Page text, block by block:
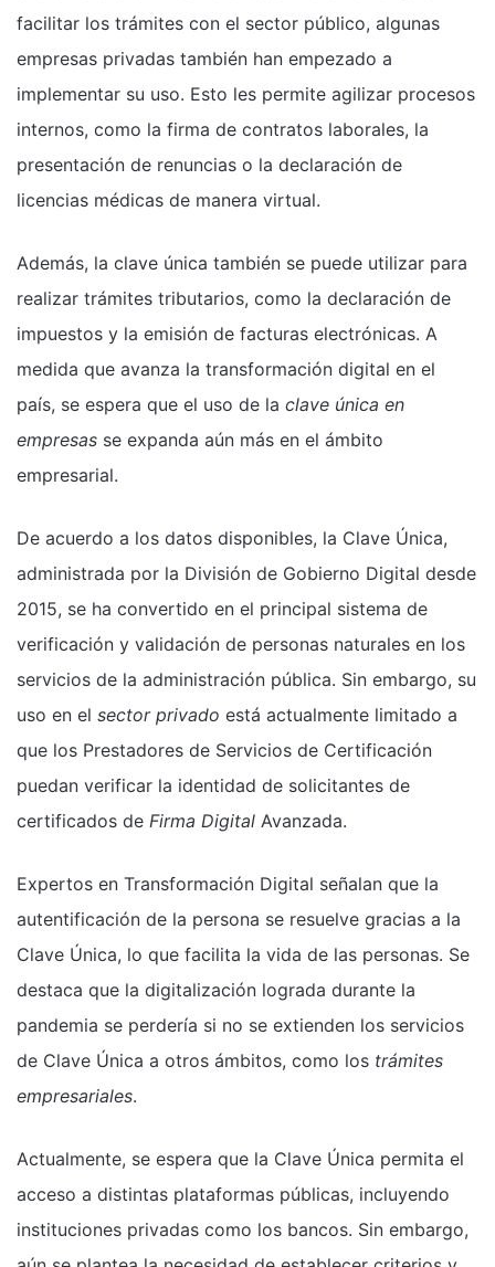
facilitar los trámites con el sector público, algunas
empresas privadas también han empezado a
implementar su uso. Esto les permite agilizar procesos
internos, como la firma de contratos laborales, la
presentación de renuncias o la declaración de
licencias médicas de manera virtual.
Además, la clave única también se puede utilizar para
realizar trámites tributarios, como la declaración de
impuestos y la emisión de facturas electrónicas. A
medida que avanza la transformación digital en el
país, se espera que el uso de la clave única en
empresas se expanda aún más en el ámbito
empresarial.
De acuerdo a los datos disponibles, la Clave Única,
administrada por la División de Gobierno Digital desde
2015, se ha convertido en el principal sistema de
verificación y validación de personas naturales en los
servicios de la administración pública. Sin embargo, su
uso en el sector privado está actualmente limitado a
que los Prestadores de Servicios de Certificación
puedan verificar la identidad de solicitantes de
certificados de Firma Digital Avanzada.
Expertos en Transformación Digital señalan que la
autentificación de la persona se resuelve gracias a la
Clave Única, lo que facilita la vida de las personas. Se
destaca que la digitalización lograda durante la
pandemia se perdería si no se extienden los servicios
de Clave Única a otros ámbitos, como los trámites
empresariales.
Actualmente, se espera que la Clave Única permita el
acceso a distintas plataformas públicas, incluyendo
instituciones privadas como los bancos. Sin embargo,